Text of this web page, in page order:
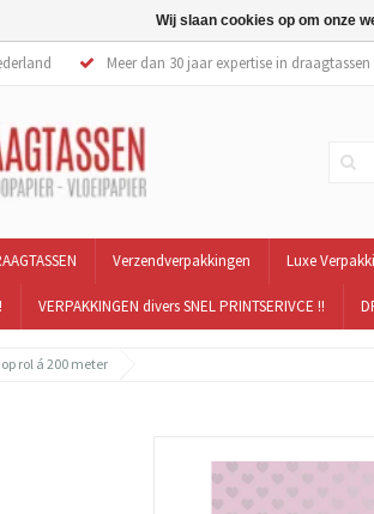
Meer dan 30 jaar expertise in
Verzendverpakkingen Luxe
VERPAKKINGEN divers SNEL PRINTSERIVCE !!
rol á 200 meter
Wij slaan cookies op om onze